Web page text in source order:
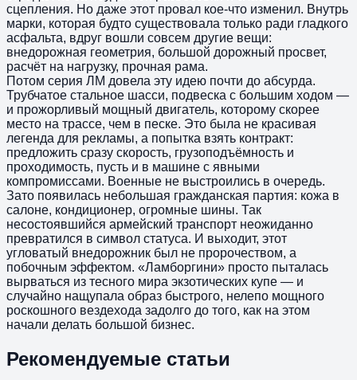
сцепления. Но даже этот провал кое-что изменил. Внутрь
марки, которая будто существовала только ради гладкого
асфальта, вдруг вошли совсем другие вещи:
внедорожная геометрия, большой дорожный просвет,
расчёт на нагрузку, прочная рама.
Потом серия ЛМ довела эту идею почти до абсурда.
Трубчатое стальное шасси, подвеска с большим ходом —
и прожорливый мощный двигатель, которому скорее
место на трассе, чем в песке. Это была не красивая
легенда для рекламы, а попытка взять контракт:
предложить сразу скорость, грузоподъёмность и
проходимость, пусть и в машине с явными
компромиссами. Военные не выстроились в очередь.
Зато появилась небольшая гражданская партия: кожа в
салоне, кондиционер, огромные шины. Так
несостоявшийся армейский транспорт неожиданно
превратился в символ статуса. И выходит, этот
угловатый внедорожник был не пророчеством, а
побочным эффектом. «Ламборгини» просто пыталась
вырваться из тесного мира экзотических купе — и
случайно нащупала образ быстрого, нелепо мощного
роскошного вездехода задолго до того, как на этом
начали делать большой бизнес.
Рекомендуемые статьи